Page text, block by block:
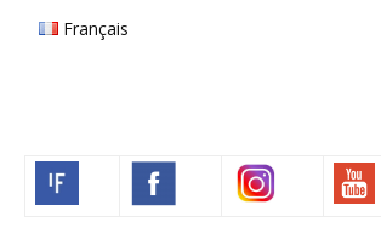
Français